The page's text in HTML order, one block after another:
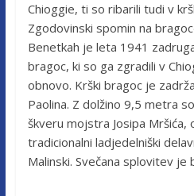
Chioggie, ti so ribarili tudi v
Zgodovinski spomin na
Benetkah je leta 1941
bragoc, ki so ga zgradili v
obnovo. Krški bragoc je
Paolina. Z dolžino 9,5 metra
škveru mojstra Josipa Mršića,
tradicionalni ladjedelniški
Malinski. Svečana splovitev je